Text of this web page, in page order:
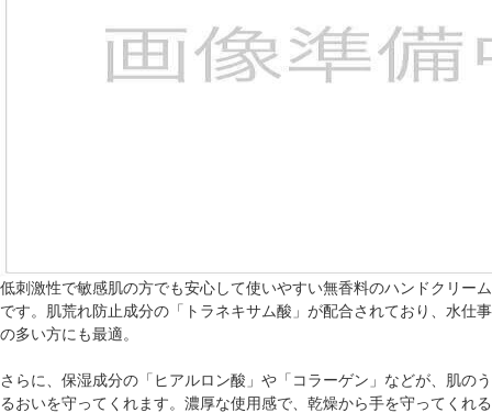
低刺激性で敏感肌の方でも安心して使いやすい無香料のハンドクリーム
です。肌荒れ防止成分の「トラネキサム酸」が配合されており、水仕事
の多い方にも最適。
さらに、保湿成分の「ヒアルロン酸」や「コラーゲン」などが、肌のう
るおいを守ってくれます。濃厚な使用感で、乾燥から手を守ってくれる